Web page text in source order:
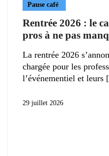
Pause café
Rentrée 2026 : le
pros à ne pas
La rentrée 2026
chargée pour les
l’événementiel et leurs
29 juillet 2026